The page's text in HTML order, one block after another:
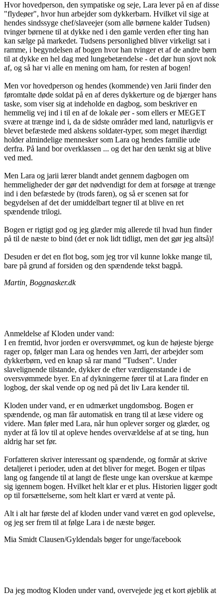
Hvor hovedperson, den sympatiske og seje, Lara lever på en af disse
"flydeøer", hvor hun arbejder som dykkerbarn. Hvilket vil sige at
hendes sindssyge chef/slaveejer (som alle børnene kalder Tudsen)
tvinger børnene til at dykke ned i den gamle verden efter ting han
kan sælge på markedet. Tudsens personlighed bliver virkeligt sat i
ramme, i begyndelsen af bogen hvor han tvinger et af de andre børn
til at dykke en hel dag med lungebetændelse - det dør hun sjovt nok
af, og så har vi alle en mening om ham, for resten af bogen!
Men vor hovedperson og hendes (kommende) ven Jarii finder den
føromtalte døde soldat på en af deres dykkerture og de bjærger hans
taske, som viser sig at indeholde en dagbog, som beskriver en
hemmelig vej ind i til en af de lokale øer - som ellers er MEGET
svære at trænge ind i, da de sidste områder med land, naturligvis er
blevet befæstede med alskens soldater-typer, som meget ihærdigt
holder almindelige mennesker som Lara og hendes familie ude
derfra. På land bor overklassen ... og det har den tænkt sig at blive
ved med.
Men Lara og jarii lærer blandt andet gennem dagbogen om
hemmeligheder der gør det nødvendigt for dem at forsøge at trænge
ind i den befæstede by (trods faren), og så er scenen sat for
begydelsen af det der umiddelbart tegner til at blive en ret
spændende trilogi.
Bogen er rigtigt god og jeg glæder mig allerede til hvad hun finder
på til de næste to bind (det er nok lidt tidligt, men det gør jeg altså)!
Desuden er det en flot bog, som jeg tror vil kunne lokke mange til,
bare på grund af forsiden og den spændende tekst bagpå.
Martin, Boggnasker.dk
Anmeldelse af Kloden under vand:
I en fremtid, hvor jorden er oversvømmet, og kun de højeste bjerge
rager op, følger man Lara og hendes ven Jarri, der arbejder som
dykkerbørn, ved en knap så rar mand ”Tudsen”. Under
slavelignende tilstande, dykker de efter værdigenstande i de
oversvømmede byer. En af dykningerne fører til at Lara finder en
logbog, der skal vende op og ned på det liv Lara kender til.
Kloden under vand, er en udmærket ungdomsbog. Bogen er
spændende, og man får automatisk en trang til at læse videre og
videre. Man føler med Lara, når hun oplever sorger og glæder, og
nyder at få lov til at opleve hendes overvældelse af at se ting, hun
aldrig har set før.
Forfatteren skriver interessant og spændende, og formår at skrive
detaljeret i perioder, uden at det bliver for meget. Bogen er tilpas
lang og fangende til at langt de fleste unge kan overskue at kæmpe
sig igennem bogen. Hvilket helt klar er et plus. Historien ligger godt
op til forsættelserne, som helt klart er værd at vente på.
Alt i alt har første del af kloden under vand været en god oplevelse,
og jeg ser frem til at følge Lara i de næste bøger.
Mia Smidt Clausen/Gyldendals bøger for unge/facebook
Da jeg modtog Kloden under vand, overvejede jeg et kort øjeblik at